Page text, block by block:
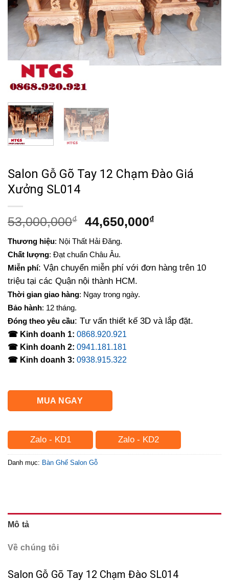
Salon Gỗ Gõ Tay 12 Chạm Đào Giá
Xưởng SL014
53,000,000₫
Giá
là:
53,000,000₫.
44,650,000₫Giá
44,650,000₫.
Thương hiệu: Nội Thất Hải Đăng.
Chất lượng: Đạt chuẩn Châu Âu.
Miễn phí: Vận chuyển miễn phí với đơn hàng trên 10
triệu tại các Quận nội thành HCM.
Thời gian giao hàng: Ngay trong ngày.
Bảo hành: 12 tháng.
Đóng theo yêu cầu: Tư vấn thiết kế 3D và lắp đặt.
☎ Kinh doanh 1: 0868.920.921
☎ Kinh doanh 2: 0941.181.181
☎ Kinh doanh 3: 0938.915.322
MUA NGAY
Zalo - KD1 Zalo - KD2
Danh mục: Bàn Ghế Salon Gỗ
Mô tả
Về chúng tôi
Salon Gỗ Gõ Tay 12 Chạm Đào SL014